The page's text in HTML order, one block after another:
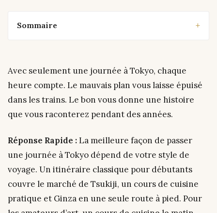
Sommaire
Avec seulement une journée à Tokyo, chaque
heure compte. Le mauvais plan vous laisse épuisé
dans les trains. Le bon vous donne une histoire
que vous raconterez pendant des années.
Réponse Rapide :La meilleure façon de passer
une journée à Tokyo dépend de votre style de
voyage. Un itinéraire classique pour débutants
couvre le marché de Tsukiji, un cours de cuisine
pratique et Ginza en une seule route à pied. Pour